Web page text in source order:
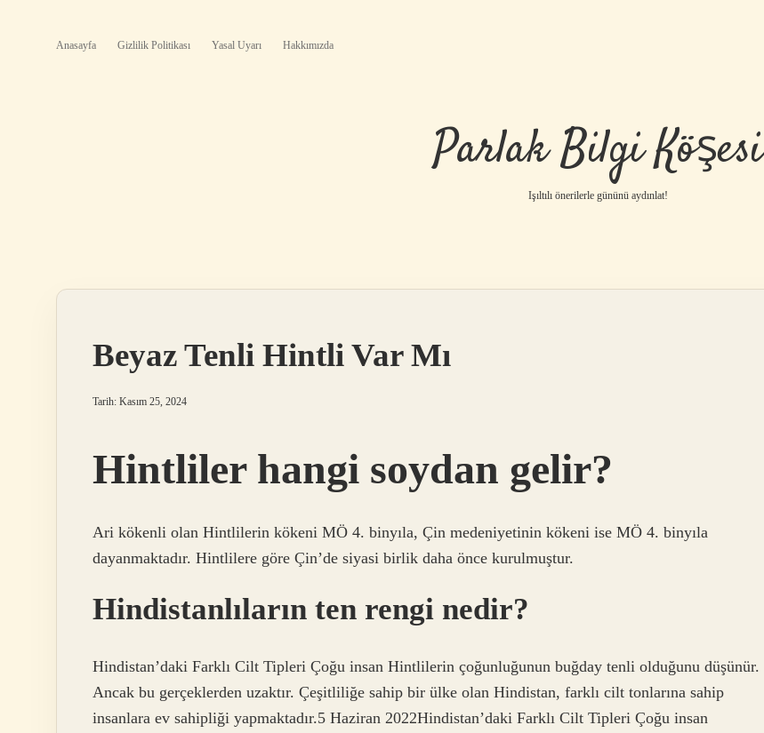
Anasayfa Gizlilik Politikası Yasal Uyarı Hakkımızda
Parlak Bilgi Köşesi
Işıltılı önerilerle gününü aydınlat!
Beyaz Tenli Hintli Var Mı
Tarih: Kasım 25, 2024
Hintliler hangi soydan gelir?
Ari kökenli olan Hintlilerin kökeni MÖ 4. binyıla, Çin medeniyetinin kökeni ise MÖ 4. binyıla
dayanmaktadır. Hintlilere göre Çin’de siyasi birlik daha önce kurulmuştur.
Hindistanlıların ten rengi nedir?
Hindistan’daki Farklı Cilt Tipleri Çoğu insan Hintlilerin çoğunluğunun buğday tenli olduğunu düşünür.
Ancak bu gerçeklerden uzaktır. Çeşitliliğe sahip bir ülke olan Hindistan, farklı cilt tonlarına sahip
insanlara ev sahipliği yapmaktadır.5 Haziran 2022Hindistan’daki Farklı Cilt Tipleri Çoğu insan